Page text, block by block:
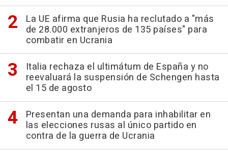
La UE afirma que Rusia ha reclutado a "más
de 28.000 extranjeros de 135 países" para
combatir en Ucrania
Italia rechaza el ultimátum de España y no
reevaluará la suspensión de Schengen hasta
el 15 de agosto
Presentan una demanda para inhabilitar en
las elecciones rusas al único partido en
contra de la guerra de Ucrania